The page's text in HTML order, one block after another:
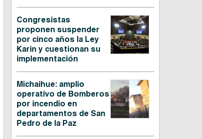
Congresistas
proponen suspender
por cinco años la Ley
Karin y cuestionan su
implementación
Michaihue: amplio
operativo de Bomberos
por incendio en
departamentos de San
Pedro de la Paz